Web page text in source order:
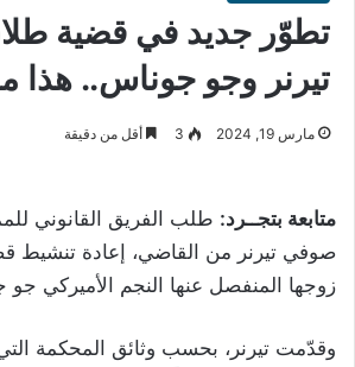
تطوّر جديد في قضية
تيرنر وجو جوناس.. هذا
مارس 19, 2024 3 أقل من دقيقة
متابعة بتجــرد: طلب الفريق القانوني
صوفي تيرنر من القاضي، إعادة تنشيط
زوجها المنفصل عنها النجم الأميركي
وقدّمت تيرنر، بحسب وثائق المحكمة